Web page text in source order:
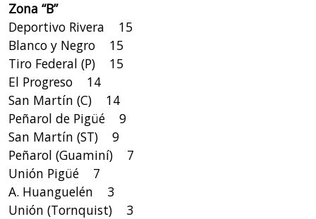
Zona “B”
Deportivo Rivera 15
Blanco y Negro 15
Tiro Federal (P) 15
El Progreso 14
San Martín (C) 14
Peñarol de Pigüé 9
San Martín (ST) 9
Peñarol (Guaminí) 7
Unión Pigüé 7
A. Huanguelén 3
Unión (Tornquist) 3